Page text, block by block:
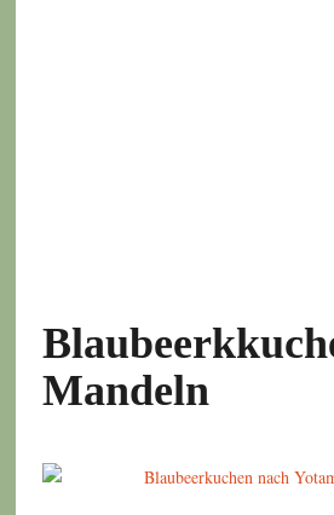
Mandeln